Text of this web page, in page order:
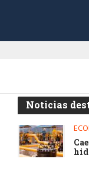
Noticias